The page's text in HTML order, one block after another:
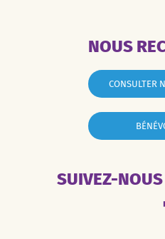
NOUS
CONSULTER
SUIVEZ-NOUS